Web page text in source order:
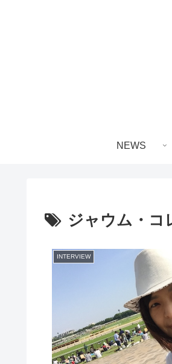
NEWS
ジャウム・コ
INTERVIEW